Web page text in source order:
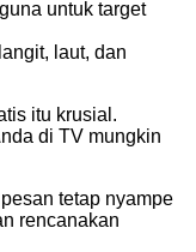
untuk target
laut, dan
itu krusial.
di TV mungkin
tetap nyampe
rencanakan